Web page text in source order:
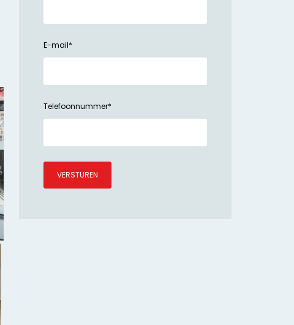
E-mail*
Telefoonnummer*
VERSTUREN